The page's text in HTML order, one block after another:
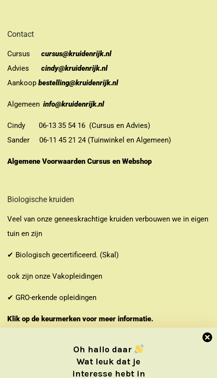
Oh hallo daar
Wat leuk dat je
interesse hebt in
Contact
Cursus
cursus@kruidenrijk.nl
Advies
cindy@kruidenrijk.nl
Aankoop bestelling@kruidenrijk.nl
Algemeen info@kruidenrijk.nl
Cindy 06-13 35 54 16 (Cursus en Advies)
Sander 06-11 45 21 24 (Tuinwinkel en Algemeen)
Algemene Voorwaarden Cursus en Webshop
Biologische kruiden
Veel van onze geneeskrachtige kruiden verbouwen we in eigen
tuin en zijn
✔ Biologisch gecertificeerd. (Skal)
ook zijn onze Vakopleidingen
✔ GRO-erkende opleidingen
Klik op de keurmerken voor meer informatie.